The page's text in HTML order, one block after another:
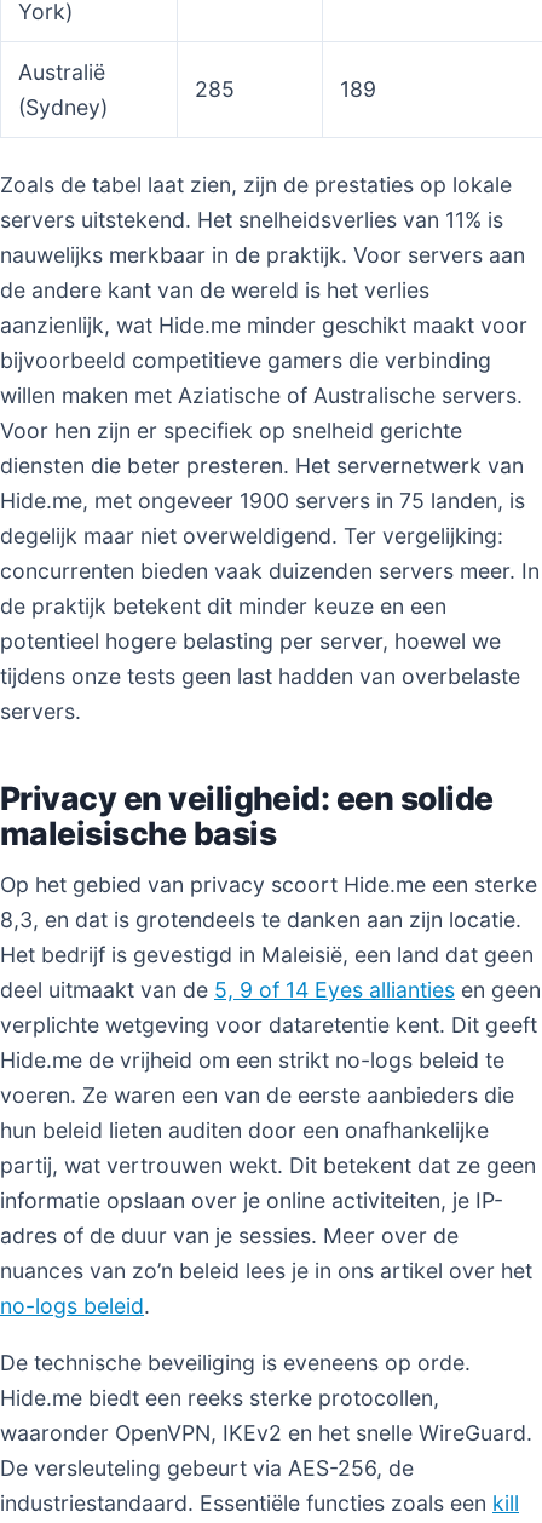
York)
Australië
(Sydney)
285 189
Zoals de tabel laat zien, zijn de prestaties op lokale
servers uitstekend. Het snelheidsverlies van 11% is
nauwelijks merkbaar in de praktijk. Voor servers aan
de andere kant van de wereld is het verlies
aanzienlijk, wat Hide.me minder geschikt maakt voor
bijvoorbeeld competitieve gamers die verbinding
willen maken met Aziatische of Australische servers.
Voor hen zijn er specifiek op snelheid gerichte
diensten die beter presteren. Het servernetwerk van
Hide.me, met ongeveer 1900 servers in 75 landen, is
degelijk maar niet overweldigend. Ter vergelijking:
concurrenten bieden vaak duizenden servers meer. In
de praktijk betekent dit minder keuze en een
potentieel hogere belasting per server, hoewel we
tijdens onze tests geen last hadden van overbelaste
servers.
Privacy en veiligheid: een solide
maleisische basis
Op het gebied van privacy scoort Hide.me een sterke
8,3, en dat is grotendeels te danken aan zijn locatie.
Het bedrijf is gevestigd in Maleisië, een land dat geen
deel uitmaakt van de 5, 9 of 14 Eyes allianties en geen
verplichte wetgeving voor dataretentie kent. Dit geeft
Hide.me de vrijheid om een strikt no-logs beleid te
voeren. Ze waren een van de eerste aanbieders die
hun beleid lieten auditen door een onafhankelijke
partij, wat vertrouwen wekt. Dit betekent dat ze geen
informatie opslaan over je online activiteiten, je IP-
adres of de duur van je sessies. Meer over de
nuances van zo’n beleid lees je in ons artikel over het
no-logs beleid.
De technische beveiliging is eveneens op orde.
Hide.me biedt een reeks sterke protocollen,
waaronder OpenVPN, IKEv2 en het snelle WireGuard.
De versleuteling gebeurt via AES-256, de
industriestandaard. Essentiële functies zoals een kill